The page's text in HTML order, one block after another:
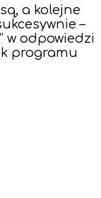
a kolejne
–
w odpowiedzi
programu